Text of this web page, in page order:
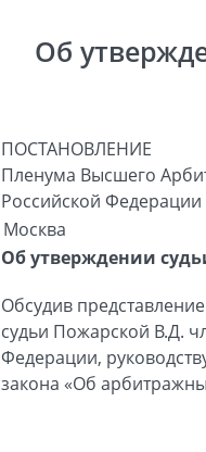
Об
ПОСТАНОВЛЕНИЕ
Пленума Высшего
Российской Федерации
Москва
Об утверждении
Обсудив
судьи Пожарской В.Д.
Федерации,
закона «Об